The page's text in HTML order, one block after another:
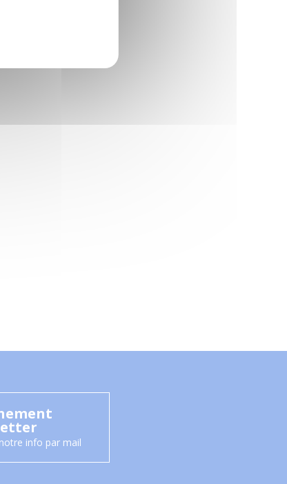
info par mail